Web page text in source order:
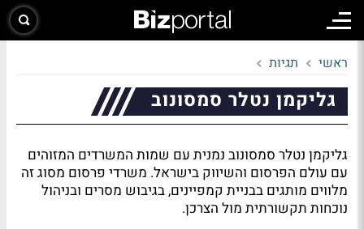
ראשי תגיות
גליקמן נטלר סמסונוב
גליקמן נטלר סמסונוב נמנית עם שמות המשרדים המזוהים
עם עולם הפרסום והשיווק בישראל. משרדי פרסום מסוג זה
מלווים מותגים בבניית קמפיינים, בגיבוש מסרים ובניהול
נוכחות תקשורתית מול הצרכן.